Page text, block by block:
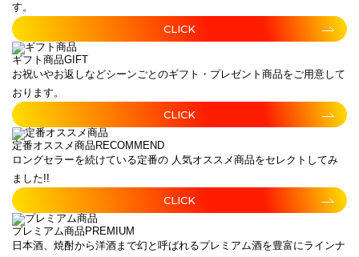
す。
CLICK
ギフト商品GIFT
お祝いやお返しなどシーンごとのギフト・プレゼント商品をご用意して
おります。
CLICK
定番オススメ商品 RECOMMEND
ロングセラーを続けている定番の 人気オススメ商品をセレクトしてみ
ました!!
CLICK
プレミアム商品 PREMIUM
日本酒、焼酎から洋酒まで幻と呼ばれるプレミアム酒を豊富にラインナ